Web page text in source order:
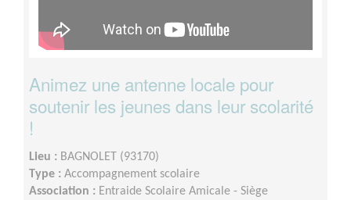
Animez une antenne locale pour
soutenir les jeunes dans leur scolarité
!
Lieu : BAGNOLET (93170)
Type : Accompagnement scolaire
Association : Entraide Scolaire Amicale - Siège